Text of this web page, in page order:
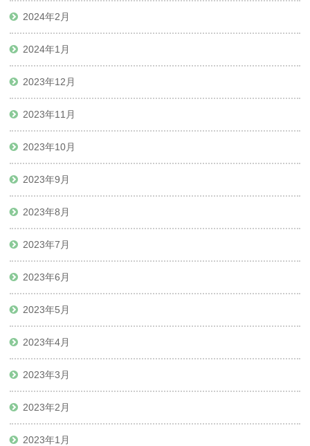
2024年2月
2024年1月
2023年12月
2023年11月
2023年10月
2023年9月
2023年8月
2023年7月
2023年6月
2023年5月
2023年4月
2023年3月
2023年2月
2023年1月